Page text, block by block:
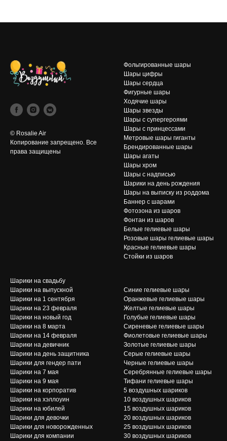
© Rosalie Air
Копирование запрещено. Все
права защищены
Фольгированные шары
Шары цифры
Шары сердца
Фигурные шары
Ходячие шары
Шары звезды
Шары с супергероями
Шары с принцессами
Метровые шары гиганты
Брендированные шары
Шары агаты
Шары хром
Шары с надписью
Шарики на день рождения
Шары на выписку из роддома
Баннер с шарами
Фотозона из шаров
Фонтан из шаров
Белые гелиевые шары
Розовые шары гелиевые шары
Красные гелиевые шары
Стойки из шаров
Шарики на свадьбу
Шарики на выпускной
Шарики на 1 сентября
Шарики на 23 февраля
Шарики на новый год
Шарики на 8 марта
Шарики на 14 февраля
Шарики на девичник
Шарики на день защитника
Шарики для гендер пати
Шарики на 7 мая
Шарики на 9 мая
Шарики на корпоратив
Шарики на хэллоуин
Шарики на юбилей
Шарики для девочки
Шарики для новорожденных
Шарики для компании
Синие гелиевые шары
Оранжевые гелиевые шары
Желтые гелиевые шары
Голубые гелиевые шары
Сиреневые гелиевые шары
Фиолетовые гелиевые шары
Золотые гелиевые шары
Cерые гелиевые шары
Черные гелиевые шары
Серебрянные гелиевые шары
Тифани гелиевые шары
5 воздушных шариков
10 воздушных шариков
15 воздушных шариков
20 воздушных шариков
25 воздушных шариков
30 воздушных шариков